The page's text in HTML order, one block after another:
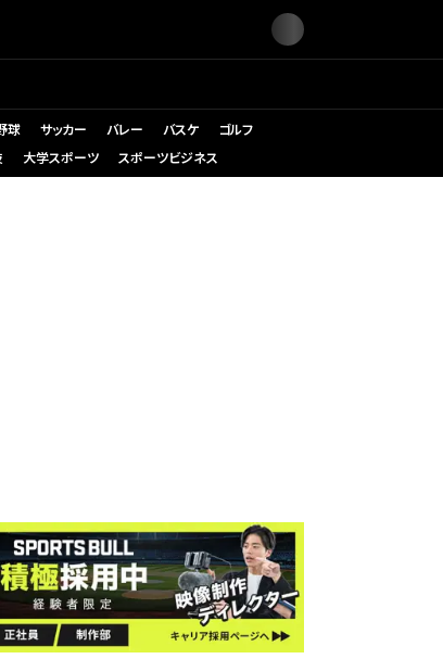
球 サッカー バレー バスケ
ゴルフ
大学スポーツ スポーツビジネス